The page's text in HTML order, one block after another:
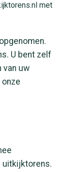
met
U bent zelf
van uw
uitkijktorens.